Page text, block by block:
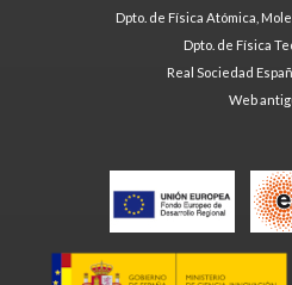
Dpto. de Física Atómica,
Dpto. de Física
Real Sociedad
Web